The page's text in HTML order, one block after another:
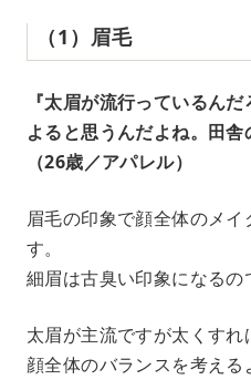
（1）眉毛
『太眉が流行っているん
よると思うんだよね。田舎
（26歳／アパレル）
眉毛の印象で顔全体のメ
す。
細眉は古臭い印象になるの
太眉が主流ですが太くすれ
顔全体のバランスを考える